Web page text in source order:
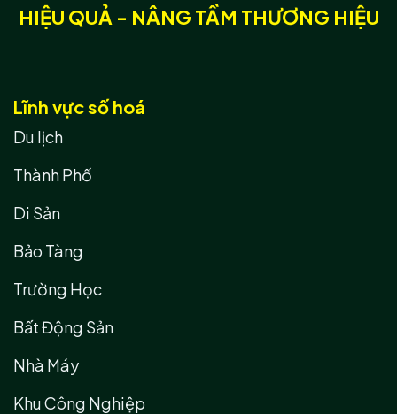
HIỆU QUẢ - NÂNG TẦM THƯƠNG HIỆU
Lĩnh vực số hoá
Du lịch
Thành Phố
Di Sản
Bảo Tàng
Trường Học
Bất Động Sản
Nhà Máy
Khu Công Nghiệp